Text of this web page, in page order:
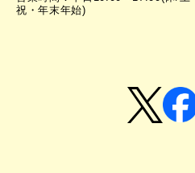
祝・年末年始)